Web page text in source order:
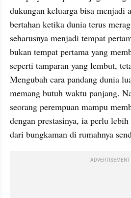
dukungan keluarga bisa menjadi
bertahan ketika dunia terus
seharusnya menjadi tempat
bukan tempat pertama yang
seperti tamparan yang lembut,
Mengubah cara pandang dunia
memang butuh waktu panjang.
seorang perempuan mampu
dengan prestasinya, ia perlu
dari bungkaman di rumahnya
ADVERTISEMENT